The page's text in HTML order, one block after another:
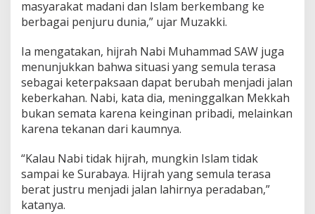
masyarakat madani dan Islam berkembang ke
berbagai penjuru dunia,” ujar Muzakki.
Ia mengatakan, hijrah Nabi Muhammad SAW juga
menunjukkan bahwa situasi yang semula terasa
sebagai keterpaksaan dapat berubah menjadi jalan
keberkahan. Nabi, kata dia, meninggalkan Mekkah
bukan semata karena keinginan pribadi, melainkan
karena tekanan dari kaumnya.
“Kalau Nabi tidak hijrah, mungkin Islam tidak
sampai ke Surabaya. Hijrah yang semula terasa
berat justru menjadi jalan lahirnya peradaban,”
katanya.